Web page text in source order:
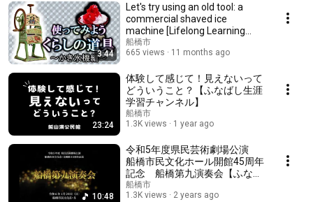
3:44
Let's try using an old tool: a
commercial shaved ice
machine [Lifelong Learning
Channel]
船橋市
665 views
11 months ago
23:24
体験して感じて！見えないって
どういうこと？【ふなばし生涯
学習チャンネル】
船橋市
1.3K views
1 year ago
10:48
令和5年度県民芸術劇場公演
船橋市民文化ホール開館45周年
記念 船橋第九演奏会【ふなば
し生涯学習チャンネル】
船橋市
1.3K views
2 years ago